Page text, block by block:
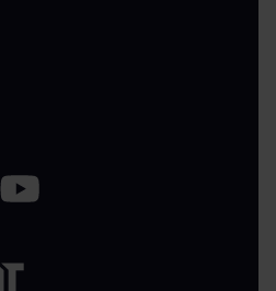
sich eine neue Registerkarte)
(Es öffnet sich eine neue
teilen (Es öffnet sich eine neue
teilen (Es öffnet sich eine
Auf YouTube teilen (Es öffnet sich